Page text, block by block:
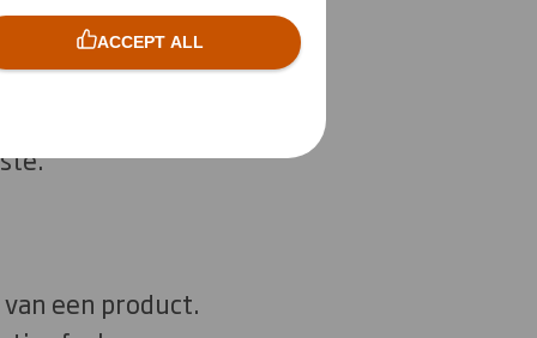
het over onze
de lineaire
een product.